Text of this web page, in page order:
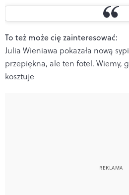
To też może cię zainteresować:
Julia Wieniawa pokazała nową
przepiękna, ale ten fotel. Wiemy,
kosztuje